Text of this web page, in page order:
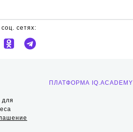
сетях:
ПЛАТФОРМА IQ.ACADEMY